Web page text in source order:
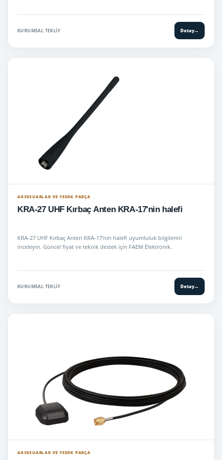
KURUMSAL TEKLIF Detay→
AKSESUARLAR VE YEDEK PARÇA
KRA-27 UHF Kırbaç Anten KRA-17'nin halefi
KRA-27 UHF Kırbaç Anten KRA-17'nin halefi uyumluluk bilgilerini
inceleyin. Güncel fiyat ve teknik destek için FAEM Elektronik.
KURUMSAL TEKLIF Detay→
AKSESUARLAR VE YEDEK PARÇA